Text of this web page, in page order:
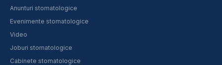
Anunturi stomatologice
Evenimente stomatologice
Video
Joburi stomatologice
Cabinete stomatologice